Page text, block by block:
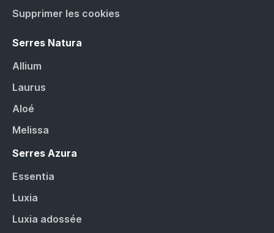
Supprimer les cookies
Serres Natura
Allium
Laurus
Aloé
Melissa
Serres Azura
Essentia
Luxia
Luxia adossée